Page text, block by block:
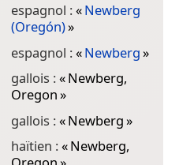
espagnol :«Newberg
(Oregón)»
espagnol :«Newberg»
gallois :«Newberg,
Oregon»
gallois :«Newberg»
haïtien :«Newberg,